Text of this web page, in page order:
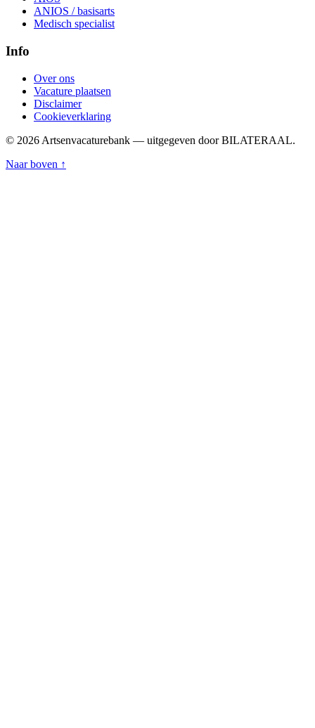
ANIOS / basisarts
Medisch specialist
Info
Over ons
Vacature plaatsen
Disclaimer
Cookieverklaring
© 2026 Artsenvacaturebank — uitgegeven door BILATERAAL.
Naar boven ↑